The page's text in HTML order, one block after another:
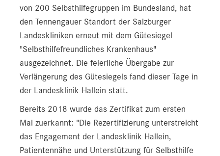
von 200 Selbsthilfegruppen im Bundesland, hat
den Tennengauer Standort der Salzburger
Landeskliniken erneut mit dem Gütesiegel
"Selbsthilfefreundliches Krankenhaus"
ausgezeichnet. Die feierliche Übergabe zur
Verlängerung des Gütesiegels fand dieser Tage in
der Landesklinik Hallein statt.
Bereits 2018 wurde das Zertifikat zum ersten
Mal zuerkannt: "Die Rezertifizierung unterstreicht
das Engagement der Landesklinik Hallein,
Patientennähe und Unterstützung für Selbsthilfe